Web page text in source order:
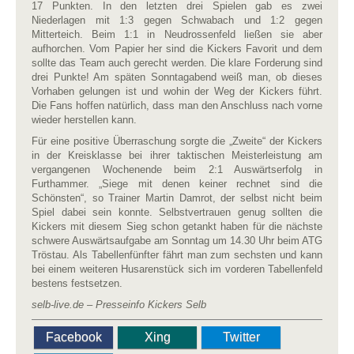
17 Punkten. In den letzten drei Spielen gab es zwei
Niederlagen mit 1:3 gegen Schwabach und 1:2 gegen
Mitterteich. Beim 1:1 in Neudrossenfeld ließen sie aber
aufhorchen. Vom Papier her sind die Kickers Favorit und dem
sollte das Team auch gerecht werden. Die klare Forderung sind
drei Punkte! Am späten Sonntagabend weiß man, ob dieses
Vorhaben gelungen ist und wohin der Weg der Kickers führt.
Die Fans hoffen natürlich, dass man den Anschluss nach vorne
wieder herstellen kann.
Für eine positive Überraschung sorgte die „Zweite“ der Kickers
in der Kreisklasse bei ihrer taktischen Meisterleistung am
vergangenen Wochenende beim 2:1 Auswärtserfolg in
Furthammer. „Siege mit denen keiner rechnet sind die
Schönsten“, so Trainer Martin Damrot, der selbst nicht beim
Spiel dabei sein konnte. Selbstvertrauen genug sollten die
Kickers mit diesem Sieg schon getankt haben für die nächste
schwere Auswärtsaufgabe am Sonntag um 14.30 Uhr beim ATG
Tröstau. Als Tabellenfünfter fährt man zum sechsten und kann
bei einem weiteren Husarenstück sich im vorderen Tabellenfeld
bestens festsetzen.
selb-live.de – Presseinfo Kickers Selb
Facebook Xing
Twitter